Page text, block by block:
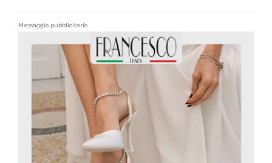
Messaggio pubblicitario